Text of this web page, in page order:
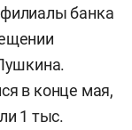
банка
в конце мая,
1 тыс.